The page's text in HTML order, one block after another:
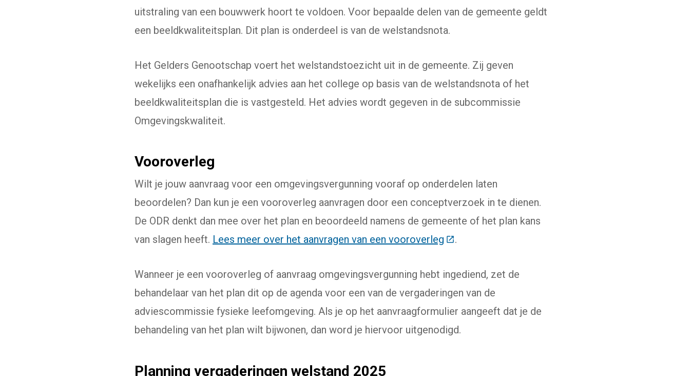
uitstraling van een bouwwerk hoort te voldoen. Voor bepaalde delen van de gemeente geldt
een beeldkwaliteitsplan. Dit plan is onderdeel is van de welstandsnota.
Het Gelders Genootschap voert het welstandstoezicht uit in de gemeente. Zij geven
wekelijks een onafhankelijk advies aan het college op basis van de welstandsnota of het
beeldkwaliteitsplan die is vastgesteld. Het advies wordt gegeven in de subcommissie
Omgevingskwaliteit.
Vooroverleg
Wilt je jouw aanvraag voor een omgevingsvergunning vooraf op onderdelen laten
beoordelen? Dan kun je een vooroverleg aanvragen door een conceptverzoek in te dienen.
De ODR denkt dan mee over het plan en beoordeeld namens de gemeente of het plan kans
van slagen heeft. Lees meer over het aanvragen van een vooroverleg (Deze link gaat naar een externe website)
.
Wanneer je een vooroverleg of aanvraag omgevingsvergunning hebt ingediend, zet de
behandelaar van het plan dit op de agenda voor een van de vergaderingen van de
adviescommissie fysieke leefomgeving. Als je op het aanvraagformulier aangeeft dat je de
behandeling van het plan wilt bijwonen, dan word je hiervoor uitgenodigd.
Planning vergaderingen welstand 2025